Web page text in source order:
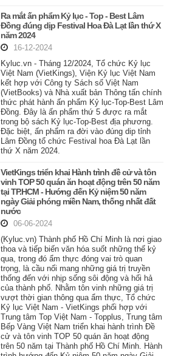
Ra mắt ấn phẩm Kỷ lục - Top - Best Lâm
Đồng đúng dịp Festival Hoa Đà Lạt lần thứ X
năm 2024
16-12-2024
Kyluc.vn - Tháng 12/2024, Tổ chức Kỷ lục
Việt Nam (VietKings), Viện Kỷ lục Việt Nam
kết hợp với Công ty Sách số Việt Nam
(VietBooks) và Nhà xuất bản Thông tấn chính
thức phát hành ấn phẩm Kỷ lục-Top-Best Lâm
Đồng. Đây là ấn phẩm thứ 5 được ra mắt
trong bộ sách Kỷ lục-Top-Best địa phương.
Đặc biệt, ấn phẩm ra đời vào đúng dip tỉnh
Lâm Đồng tổ chức Festival hoa Đà Lạt lần
thứ X năm 2024.
VietKings triển khai Hành trình đề cử và tôn
vinh TOP 50 quán ăn hoạt động trên 50 năm
tại TP.HCM - Hướng đến Kỷ niệm 50 năm
ngày Giải phóng miền Nam, thống nhất đất
nước
06-06-2024
(Kyluc.vn) Thành phố Hồ Chí Minh là nơi giao
thoa và tiếp biến văn hóa suốt những thế kỷ
qua, trong đó ẩm thực đóng vai trò quan
trọng, là cầu nối mang những giá trị truyền
thống đến với nhịp sống sôi động và hối hả
của thành phố. Nhằm tôn vinh những giá trị
vượt thời gian thông qua ẩm thực, Tổ chức
Kỷ lục Việt Nam - VietKings phối hợp với
Trung tâm Top Việt Nam - Topplus, Trung tâm
Bếp Vàng Việt Nam triển khai hành trình Đề
cử và tôn vinh TOP 50 quán ăn hoạt động
trên 50 năm tại Thành phố Hồ Chí Minh. Hành